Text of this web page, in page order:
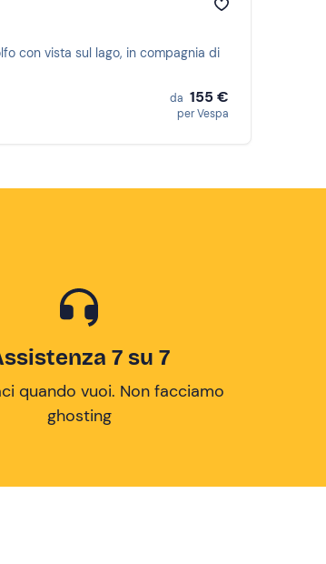
con vista sul lago, in compagnia di
da 155 €
per Vespa
7 su 7
quando vuoi. Non facciamo
ghosting